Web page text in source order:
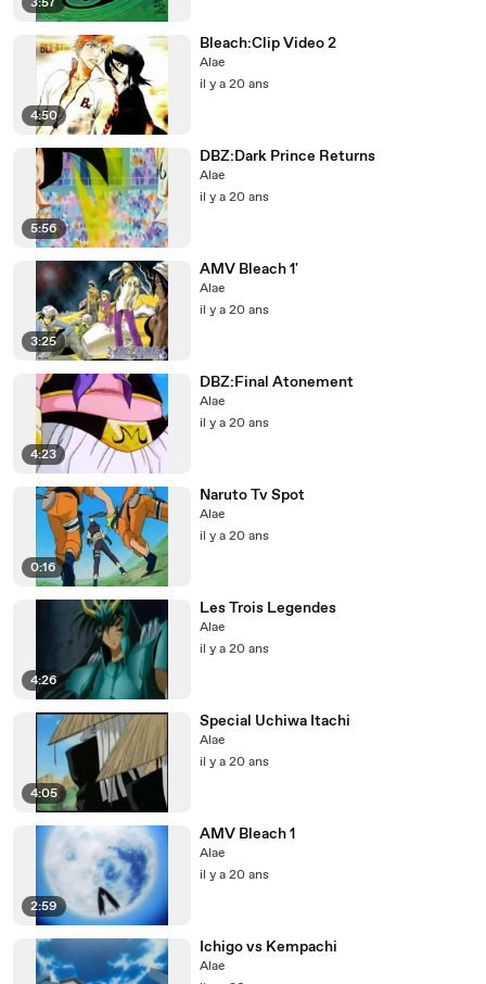
4:50
Bleach:Clip Video 2
Alae
il y a 20 ans
5:56
DBZ:Dark Prince Returns
Alae
il y a 20 ans
3:25
AMV Bleach 1'
Alae
il y a 20 ans
4:23
DBZ:Final Atonement
Alae
il y a 20 ans
0:16
Naruto Tv Spot
Alae
il y a 20 ans
4:26
Les Trois Legendes
Alae
il y a 20 ans
4:05
Special Uchiwa Itachi
Alae
il y a 20 ans
2:59
AMV Bleach 1
Alae
il y a 20 ans
Ichigo vs Kempachi
Alae